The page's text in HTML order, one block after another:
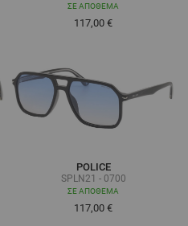
ΣΕ ΑΠΌΘΕΜΑ
117,00 €
POLICE
SPLN21 - 0700
ΣΕ ΑΠΌΘΕΜΑ
117,00 €